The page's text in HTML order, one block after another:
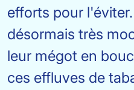
efforts pour
désormais très
leur mégot en
ces effluves de